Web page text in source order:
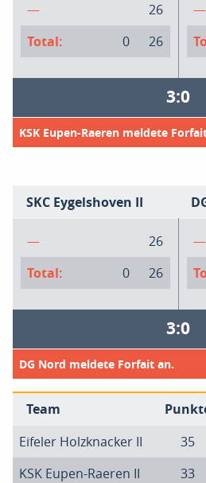
—
26
Total:
0 26
—
3:0
KSK Eupen-Raeren meldete
SKC Eygelshoven II
—
26
Total:
0 26
—
3:0
DG Nord meldete Forfait an.
Team
Eifeler Holzknacker II
35
KSK Eupen-Raeren II
33